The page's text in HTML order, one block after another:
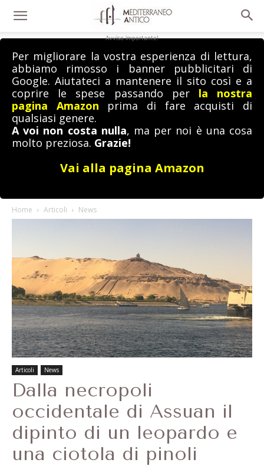
Avviso importante!
Per migliorare la vostra esperienza di lettura,
abbiamo rimosso i banner pubblicitari di
Google. Aiutateci a mantenere il sito così e a
coprire le spese passando per la nostra
pagina Amazon prima di fare acquisti di
qualsiasi genere.
A voi non costa nulla, ma per noi è una cosa
molto preziosa. Grazie!
Vai alla pagina Amazon
Home Articoli News
Articoli News
Dalla necropoli
occidentale di Assuan il
dipinto di un leopardo e
una ciotola di pinoli